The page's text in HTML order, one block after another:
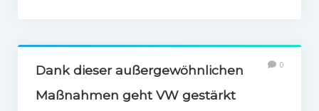
Dank dieser außergewöhnlichen
Maßnahmen geht VW gestärkt
0